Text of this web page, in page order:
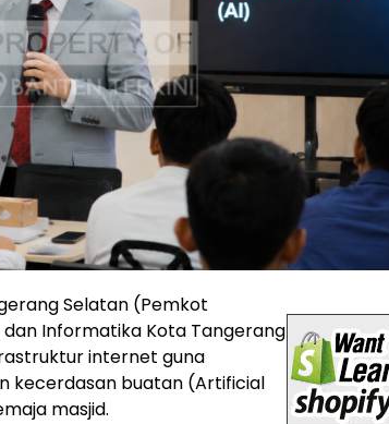
Selatan (Pemkot
dan Informatika Kota Tangerang
internet guna
kecerdasan buatan (Artificial
masjid.